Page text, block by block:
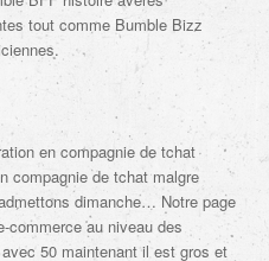
tout comme Bumble Bizz
en compagnie de tchat
compagnie de tchat malgre
dimanche… Notre page
commerce au niveau des
50 maintenant il est gros et